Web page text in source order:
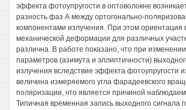
эффекта фотоупругости в оптоволокне
разность фаз А между ортогонально-
компонентами излучения. При этом ориентация
механической деформации для различных
различна. В работе показано, что при
параметров (азимута и эллиптичности)
излучения вследствие эффекта фотоупругости
величина измеряемого угла фарадеевского
поляризации, что является причиной
Типичная временная запись выходного сигнала